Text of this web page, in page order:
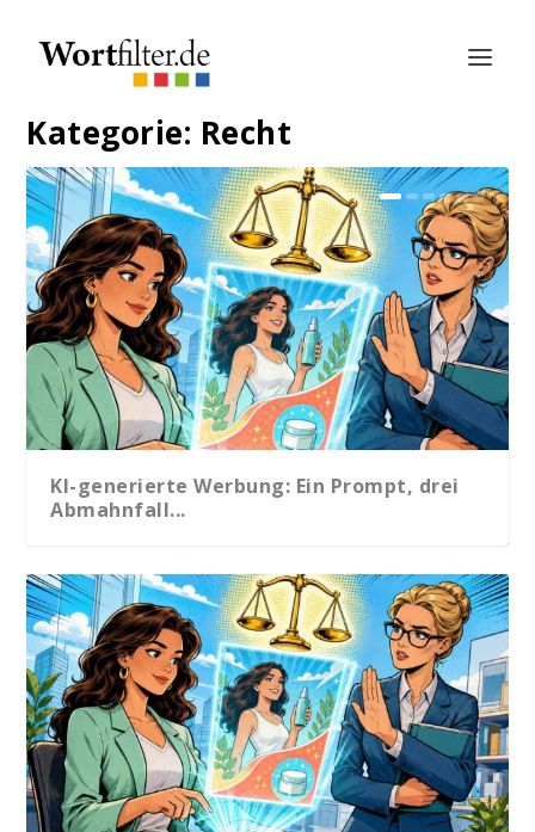
Kategorie: Recht
KI-generierte Werbung: Ein Prompt, drei
Abmahnfall...